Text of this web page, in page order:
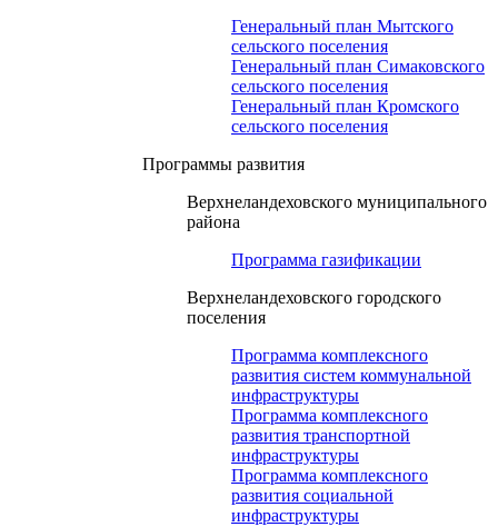
Генеральный план Мытского
сельского поселения
Генеральный план Симаковского
сельского поселения
Генеральный план Кромского
сельского поселения
Программы развития
Верхнеландеховского муниципального
района
Программа газификации
Верхнеландеховского городского
поселения
Программа комплексного
развития систем коммунальной
инфраструктуры
Программа комплексного
развития транспортной
инфраструктуры
Программа комплексного
развития социальной
инфраструктуры